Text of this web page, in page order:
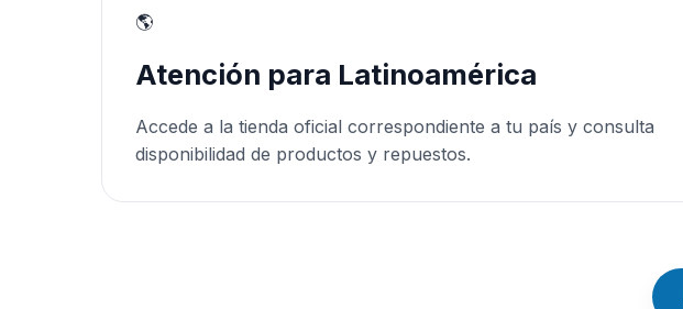
🌎
Atención para Latinoamérica
Accede a la tienda oficial correspondiente a tu país y consulta
disponibilidad de productos y repuestos.